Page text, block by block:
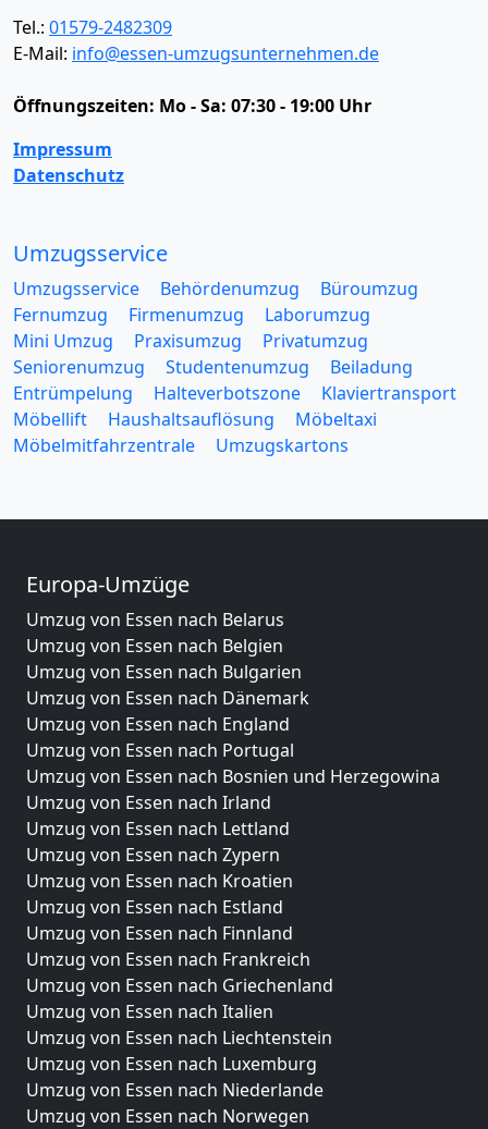
Tel.: 01579-2482309
E-Mail: info@essen-umzugsunternehmen.de
Öffnungszeiten: Mo - Sa: 07:30 - 19:00 Uhr
Impressum
Datenschutz
Umzugsservice
Umzugsservice Behördenumzug
Büroumzug
Fernumzug
Firmenumzug
Laborumzug
Mini Umzug
Praxisumzug
Privatumzug
Seniorenumzug
Studentenumzug
Beiladung
Entrümpelung
Halteverbotszone
Klaviertransport
Möbellift
Haushaltsauflösung
Möbeltaxi
Möbelmitfahrzentrale
Umzugskartons
Europa-Umzüge
Umzug von Essen nach Belarus
Umzug von Essen nach Belgien
Umzug von Essen nach Bulgarien
Umzug von Essen nach Dänemark
Umzug von Essen nach England
Umzug von Essen nach Portugal
Umzug von Essen nach Bosnien und Herzegowina
Umzug von Essen nach Irland
Umzug von Essen nach Lettland
Umzug von Essen nach Zypern
Umzug von Essen nach Kroatien
Umzug von Essen nach Estland
Umzug von Essen nach Finnland
Umzug von Essen nach Frankreich
Umzug von Essen nach Griechenland
Umzug von Essen nach Italien
Umzug von Essen nach Liechtenstein
Umzug von Essen nach Luxemburg
Umzug von Essen nach Niederlande
Umzug von Essen nach Norwegen